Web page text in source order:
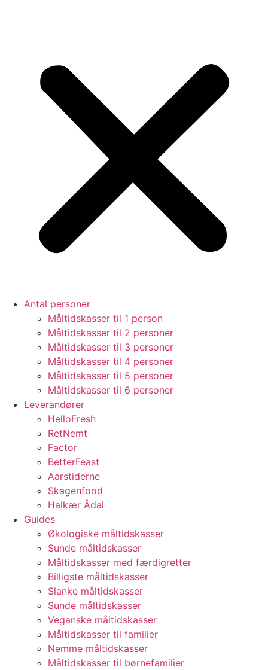
Antal personer
Måltidskasser til 1 person
Måltidskasser til 2 personer
Måltidskasser til 3 personer
Måltidskasser til 4 personer
Måltidskasser til 5 personer
Måltidskasser til 6 personer
Leverandører
HelloFresh
RetNemt
Factor
BetterFeast
Aarstiderne
Skagenfood
Halkær Ådal
Guides
Økologiske måltidskasser
Sunde måltidskasser
Måltidskasser med færdigretter
Billigste måltidskasser
Slanke måltidskasser
Sunde måltidskasser
Veganske måltidskasser
Måltidskasser til familier
Nemme måltidskasser
Måltidskasser til børnefamilier